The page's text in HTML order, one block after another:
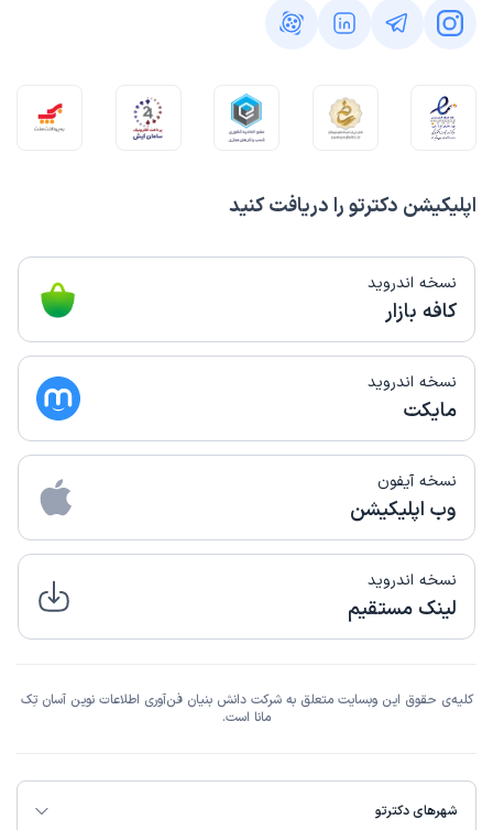
اپلیکیشن دکترتو را دریافت کنید
نسخه اندروید
کافه بازار
نسخه اندروید
مایکت
نسخه آیفون
وب اپلیکیشن
نسخه اندروید
لینک مستقیم
کلیه‌ی حقوق این وبسایت متعلق به شرکت دانش بنیان فن‌آوری اطلاعات نوین آسان تِک
مانا است.
شهرهای دکترتو